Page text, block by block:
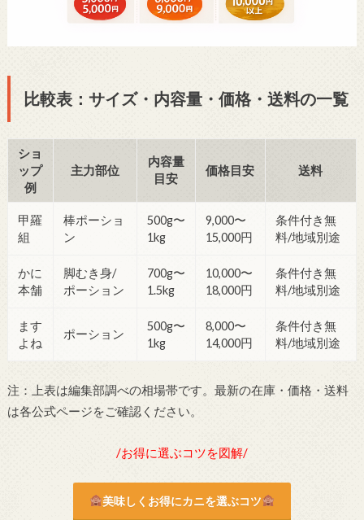
比較表：サイズ・内容量・価格・送料の一覧
ショ
ップ
例
主力部位
内容量
目安
価格目安 送料
甲羅
組
棒ポーショ
ン
500g〜
1kg
9,000〜
15,000円
条件付き無
料/地域別途
かに
本舗
脚むき身/
ポーション
700g〜
1.5kg
10,000〜
18,000円
条件付き無
料/地域別途
ます
よね
ポーション
500g〜
1kg
8,000〜
14,000円
条件付き無
料/地域別途
注：上表は編集部調べの相場帯です。最新の在庫・価格・送料
は各公式ページをご確認ください。
/お得に選ぶコツを図解/
美味しくお得にカニを選ぶコツ